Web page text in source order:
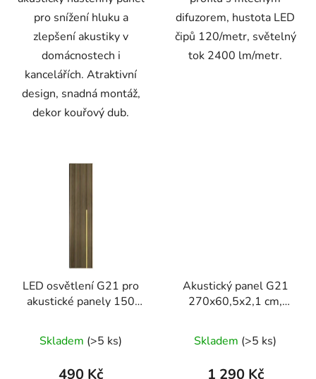
pro snížení hluku a
zlepšení akustiky v
domácnostech i
kancelářích. Atraktivní
design, snadná montáž,
dekor kouřový dub.
difuzorem, hustota LED
čipů 120/metr, světelný
tok 2400 lm/metr.
LED osvětlení G21 pro
akustické panely 150
Skladem (>5 ks)
490 Kč
Akustický panel G21
270x60,5x2,1 cm,
Skladem (>5 ks)
1 290 Kč